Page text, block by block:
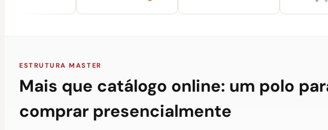
ESTRUTURA MASTER
Mais que catálogo online: um polo
comprar presencialmente